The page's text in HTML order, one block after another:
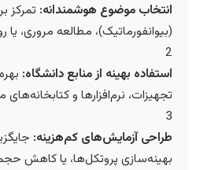
انتخاب موضوع هوشمندانه: تمرکز
(بیوانفورماتیک)، مطالعه مروری،
2
استفاده بهینه از منابع دانشگاه:
تجهیزات، نرم‌افزارها و
3
طراحی آزمایش‌های کم‌هزینه:
بهینه‌سازی پروتکل‌ها، یا کاهش